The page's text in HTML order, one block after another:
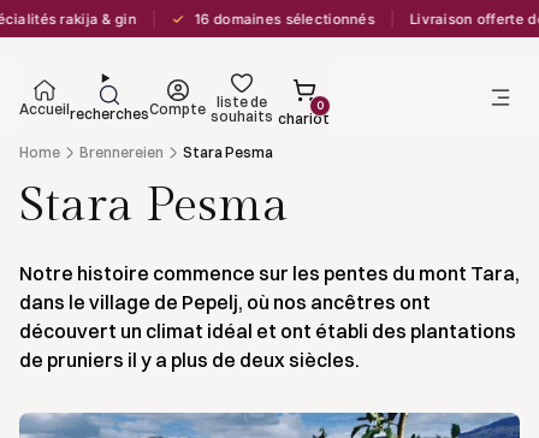
rakija & gin 16 domaines sélectionnés Livraison offerte
AccueilrecherchesCompte liste de
souhaits
0
chariot
Home
Brennereien Stara Pesma
Stara Pesma
Notre histoire commence sur les pentes du mont Tara,
dans le village de Pepelj, où nos ancêtres ont
découvert un climat idéal et ont établi des plantations
de pruniers il y a plus de deux siècles.